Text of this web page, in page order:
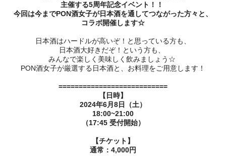
主催する5周年記念イベント！！
今回は今までPON酒女子が日本酒を通してつながった方々と、
コラボ開催します☆
日本酒はハードルが高いぞ！と思っている方も、
日本酒大好きだぞ！という方も、
みんなで楽しく美味しく飲みましょう☆
PON酒女子が厳選する日本酒と、お料理をご用意します！
===========================
【日時】
2024年6月8日（土）
18:00~21:00
（17:45 受付開始）
【チケット】
通常：4,000円